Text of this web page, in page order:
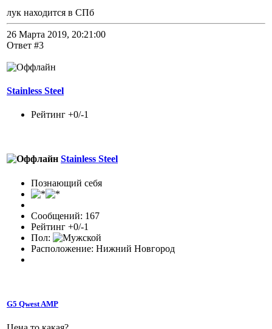
лук находится в СПб
26 Марта 2019, 20:21:00
Ответ #3
Stainless Steel
Рейтинг +0/-1
Stainless Steel
Познающий себя
Сообщений: 167
Рейтинг +0/-1
Пол:
Расположение: Нижний Новгород
G5 Qwest AMP